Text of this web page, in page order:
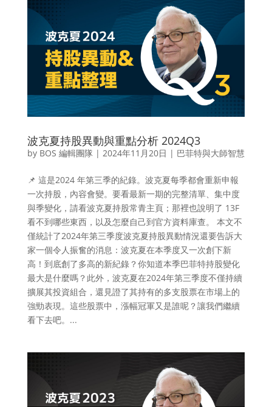
波克夏持股異動與重點分析 2024Q3
by BOS 編輯團隊| 2024年11月20日 | 巴菲特與大師智慧
📌 這是2024 年第三季的紀錄。波克夏每季都會重新申報
一次持股，內容會變。要看最新一期的完整清單、集中度
與季變化，請看波克夏持股常青主頁；那裡也說明了 13F
看不到哪些東西，以及怎麼自己到官方資料庫查。 本文不
僅統計了2024年第三季度波克夏持股異動情況還要告訴大
家一個令人振奮的消息：波克夏在本季度又一次創下新
高！到底創了多高的新紀錄？你知道本季巴菲特持股變化
最大是什麼嗎？此外，波克夏在2024年第三季度不僅持續
擴展其投資組合，還見證了其持有的多支股票在市場上的
強勁表現。這些股票中，漲幅冠軍又是誰呢？讓我們繼續
看下去吧。...